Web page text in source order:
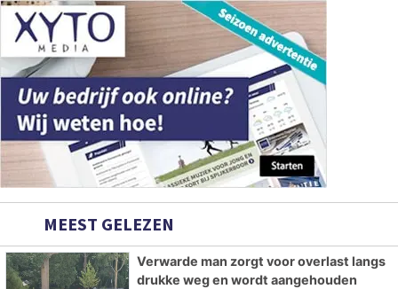
MEEST GELEZEN
Verwarde man zorgt voor overlast langs
drukke weg en wordt aangehouden